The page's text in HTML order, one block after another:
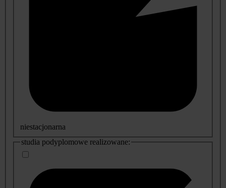
niestacjonarna
studia podyplomowe realizowane: